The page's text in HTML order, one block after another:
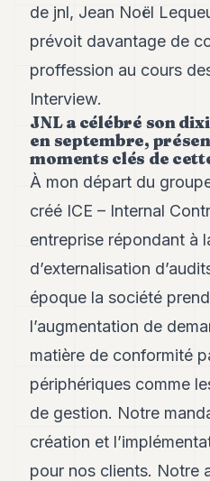
38
Andy
37
Andy
35
Andy
34
Andy
Andy
32
31
Andy
30
Andy
Andy
27
26
Andy
24
Andy
de jnl, Jean Noël
prévoit davantage de
proffession au cours
Interview.
JNL a célébré son
en septembre,
moments clés de
À mon départ du
créé ICE – Internal
entreprise répondant à
d’externalisation
époque la société
l’augmentation de
matière de conformité
périphériques comme
de gestion. Notre
création et
pour nos clients. Notre